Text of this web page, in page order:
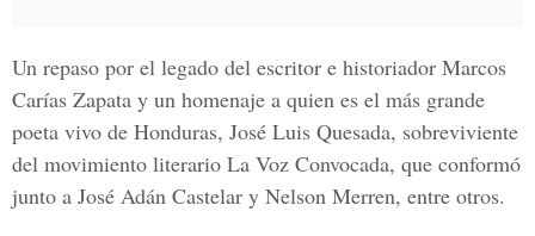
Un repaso por el legado del escritor e historiador Marcos
Carías Zapata y un homenaje a quien es el más grande
poeta vivo de Honduras, José Luis Quesada, sobreviviente
del movimiento literario La Voz Convocada, que conformó
junto a José Adán Castelar y Nelson Merren, entre otros.